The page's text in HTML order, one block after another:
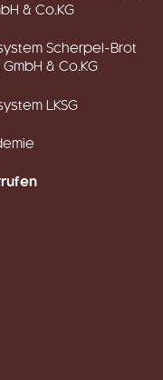
& Co.KG
Scherpel-Brot
& Co.KG
LKSG